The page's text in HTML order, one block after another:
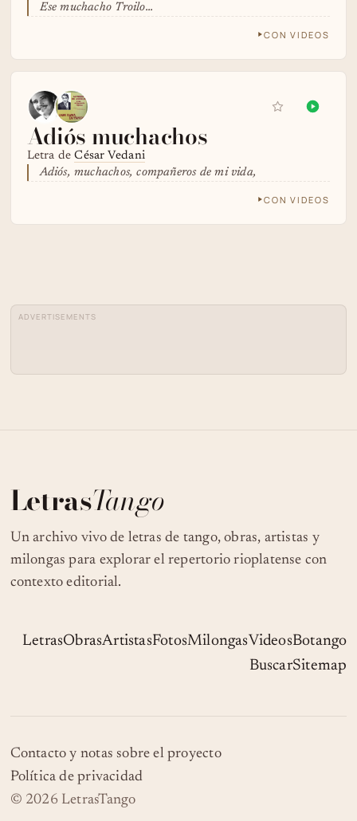
Ese muchacho Troilo...
CON VIDEOS
Adiós muchachos
Letra deCésar Vedani
Adiós, muchachos, compañeros de mi vida,
CON VIDEOS
ADVERTISEMENTS
LetrasTango
Un archivo vivo de letras de tango, obras, artistas y
milongas para explorar el repertorio rioplatense con
contexto editorial.
LetrasObrasArtistasFotosMilongasVideosBotango
BuscarSitemap
Contacto y notas sobre el proyecto
Política de privacidad
© 2026 LetrasTango